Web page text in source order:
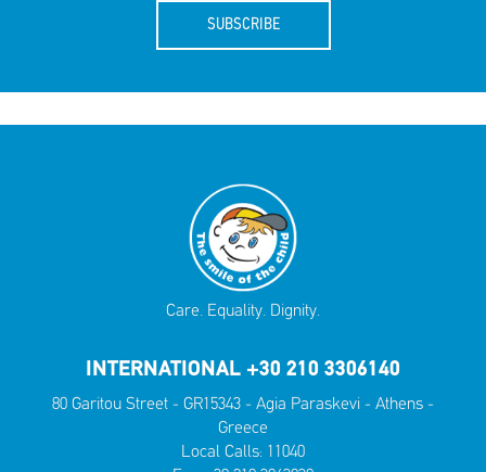
SUBSCRIBE
Care. Equality. Dignity.
INTERNATIONAL +30 210 3306140
80 Garitou Street - GR15343 - Agia Paraskevi - Athens -
Greece
Local Calls: 11040